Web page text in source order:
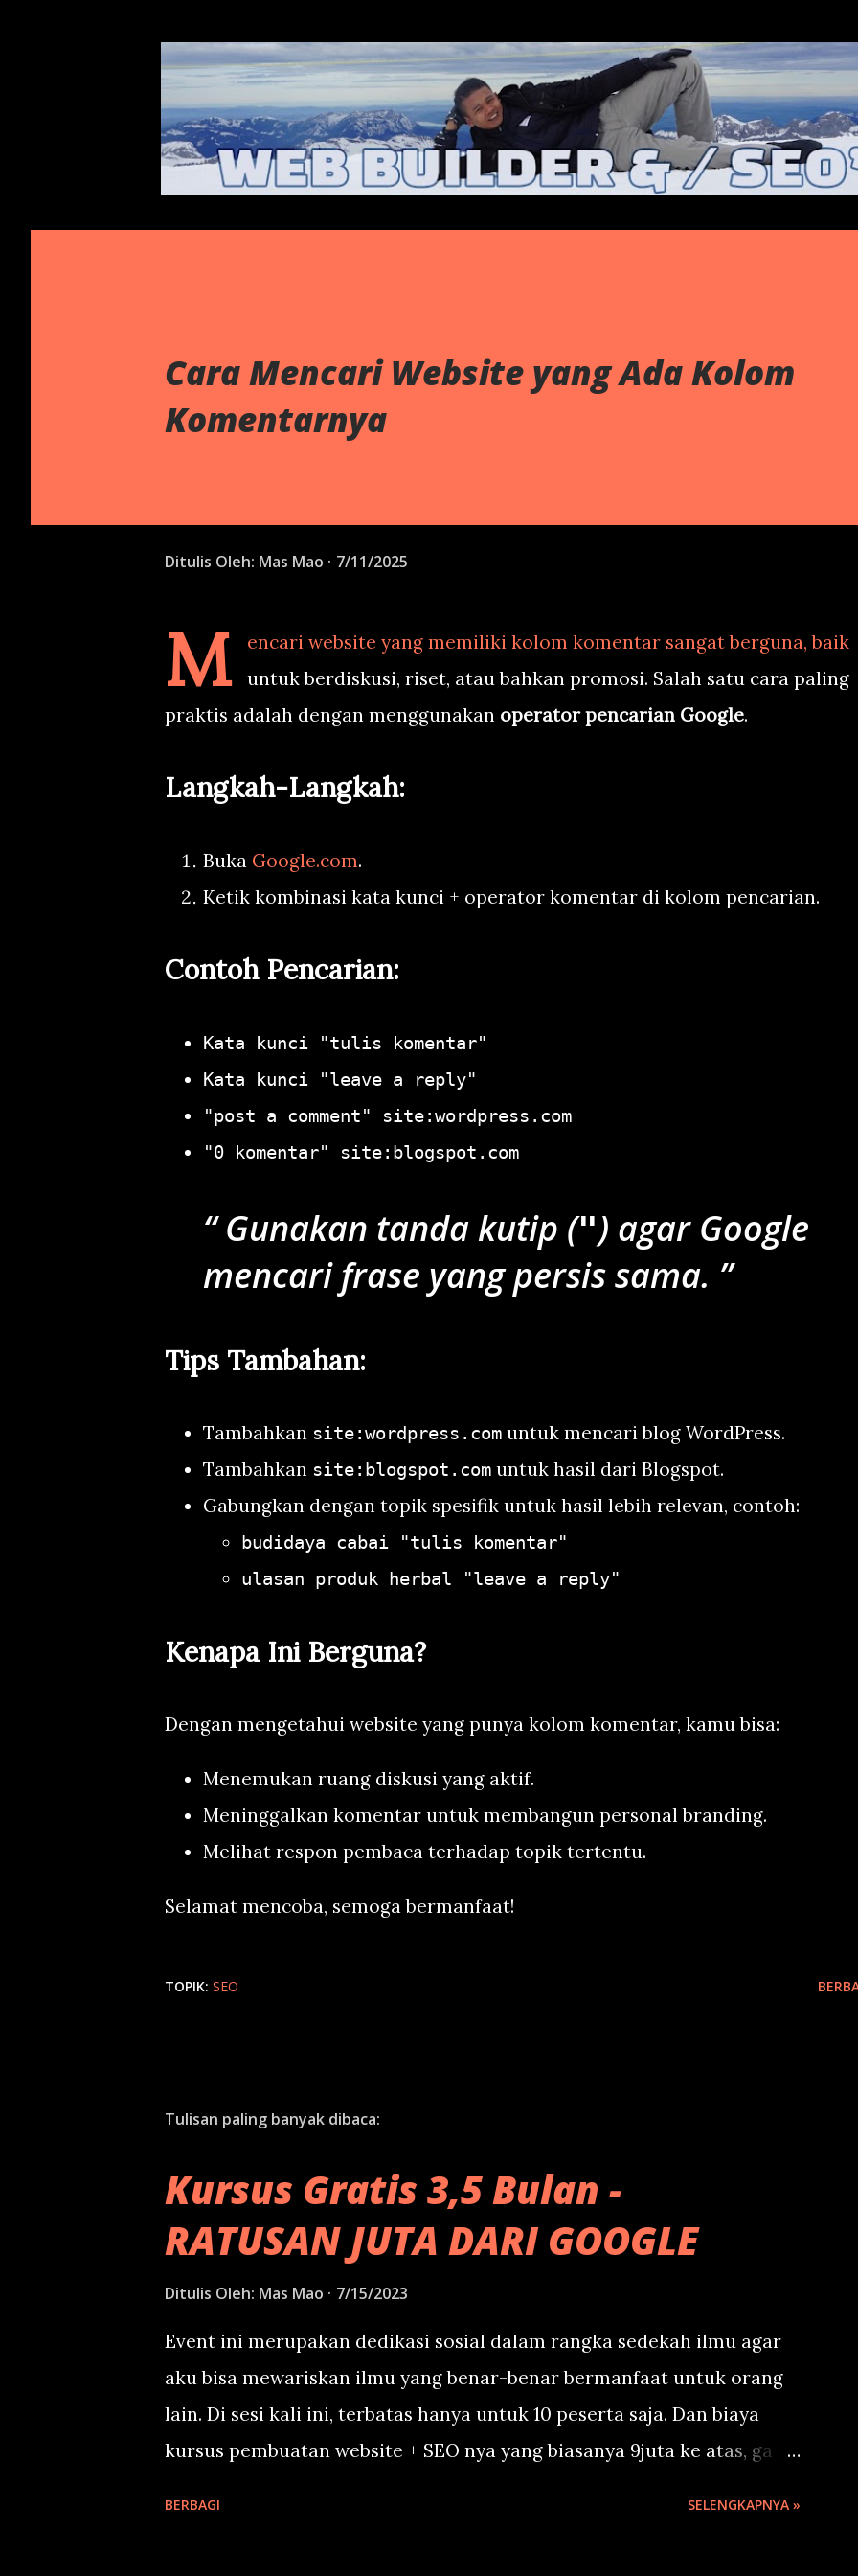
Cara Mencari Website yang Ada Kolom
Komentarnya
Ditulis Oleh: Mas Mao 7/11/2025
M
encari website yang memiliki kolom komentar sangat berguna, baik
untuk berdiskusi, riset, atau bahkan promosi. Salah satu cara paling
praktis adalah dengan menggunakan operator pencarian Google.
Langkah-Langkah:
Buka Google.com.
Ketik kombinasi kata kunci + operator komentar di kolom pencarian.
Contoh Pencarian:
Kata kunci "tulis komentar"
Kata kunci "leave a reply"
"post a comment" site:wordpress.com
"0 komentar" site:blogspot.com
Gunakan tanda kutip (") agar Google
mencari frase yang persis sama.
Tips Tambahan:
Tambahkan site:wordpress.com untuk mencari blog WordPress.
Tambahkan site:blogspot.com untuk hasil dari Blogspot.
Gabungkan dengan topik spesifik untuk hasil lebih relevan, contoh:
budidaya cabai "tulis komentar"
ulasan produk herbal "leave a reply"
Kenapa Ini Berguna?
Dengan mengetahui website yang punya kolom komentar, kamu bisa:
Menemukan ruang diskusi yang aktif.
Meninggalkan komentar untuk membangun personal branding.
Melihat respon pembaca terhadap topik tertentu.
Selamat mencoba, semoga bermanfaat!
TOPIK: SEO
Tulisan paling banyak dibaca:
Kursus Gratis 3,5 Bulan -
RATUSAN JUTA DARI GOOGLE
Ditulis Oleh: Mas Mao 7/15/2023
Event ini merupakan dedikasi sosial dalam rangka sedekah ilmu agar
aku bisa mewariskan ilmu yang benar-benar bermanfaat untuk orang
lain. Di sesi kali ini, terbatas hanya untuk 10 peserta saja. Dan biaya
kursus pembuatan website + SEO nya yang biasanya 9juta ke atas, ga
BERBAGI SELENGKAPNYA »